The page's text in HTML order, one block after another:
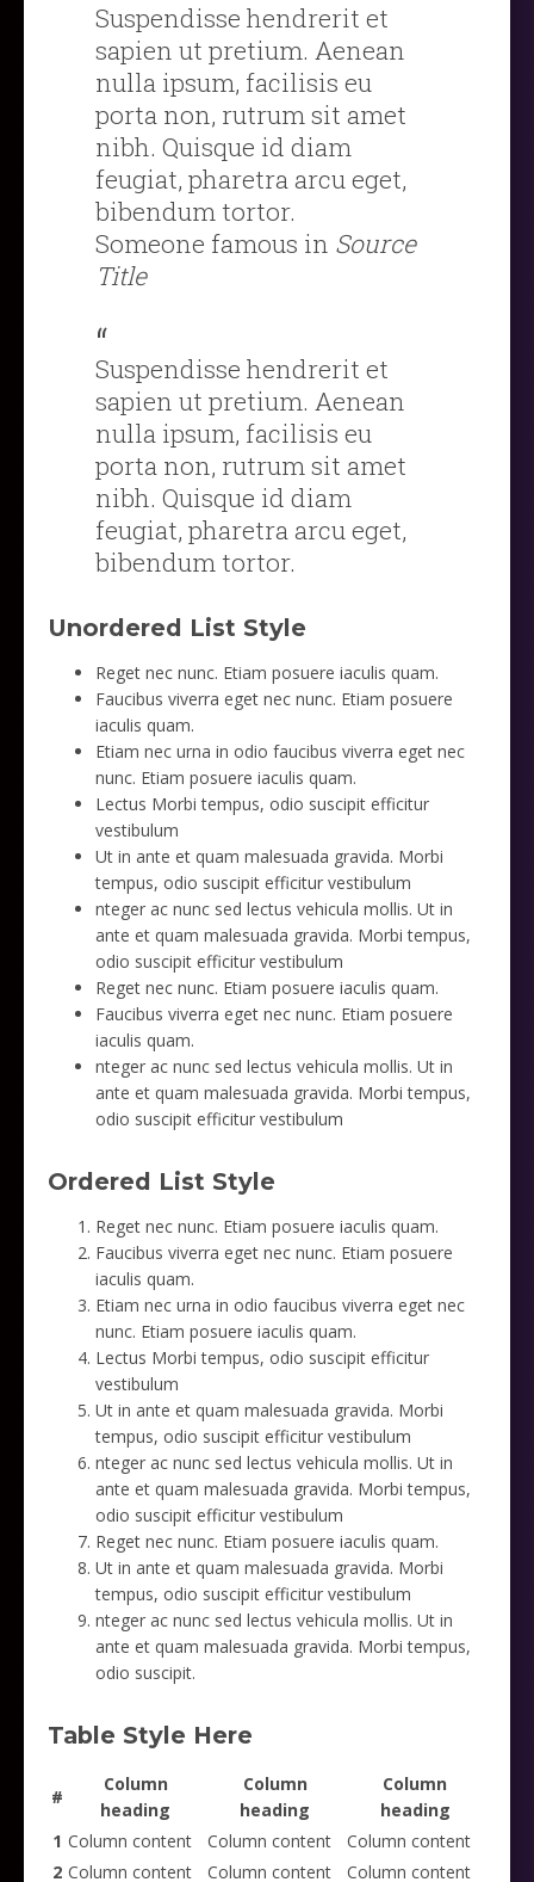
Suspendisse hendrerit et
sapien ut pretium. Aenean
nulla ipsum, facilisis eu
porta non, rutrum sit amet
nibh. Quisque id diam
feugiat, pharetra arcu eget,
bibendum tortor.
Someone famous in Source
Title
Suspendisse hendrerit et
sapien ut pretium. Aenean
nulla ipsum, facilisis eu
porta non, rutrum sit amet
nibh. Quisque id diam
feugiat, pharetra arcu eget,
bibendum tortor.
Unordered List Style
Reget nec nunc. Etiam posuere iaculis quam.
Faucibus viverra eget nec nunc. Etiam posuere
iaculis quam.
Etiam nec urna in odio faucibus viverra eget nec
nunc. Etiam posuere iaculis quam.
Lectus Morbi tempus, odio suscipit efficitur
vestibulum
Ut in ante et quam malesuada gravida. Morbi
tempus, odio suscipit efficitur vestibulum
nteger ac nunc sed lectus vehicula mollis. Ut in
ante et quam malesuada gravida. Morbi tempus,
odio suscipit efficitur vestibulum
Reget nec nunc. Etiam posuere iaculis quam.
Faucibus viverra eget nec nunc. Etiam posuere
iaculis quam.
nteger ac nunc sed lectus vehicula mollis. Ut in
ante et quam malesuada gravida. Morbi tempus,
odio suscipit efficitur vestibulum
Ordered List Style
Reget nec nunc. Etiam posuere iaculis quam.
Faucibus viverra eget nec nunc. Etiam posuere
iaculis quam.
Etiam nec urna in odio faucibus viverra eget nec
nunc. Etiam posuere iaculis quam.
Lectus Morbi tempus, odio suscipit efficitur
vestibulum
Ut in ante et quam malesuada gravida. Morbi
tempus, odio suscipit efficitur vestibulum
nteger ac nunc sed lectus vehicula mollis. Ut in
ante et quam malesuada gravida. Morbi tempus,
odio suscipit efficitur vestibulum
Reget nec nunc. Etiam posuere iaculis quam.
Ut in ante et quam malesuada gravida. Morbi
tempus, odio suscipit efficitur vestibulum
nteger ac nunc sed lectus vehicula mollis. Ut in
ante et quam malesuada gravida. Morbi tempus,
odio suscipit.
Table Style Here
#
Column
heading
Column
heading
Column
heading
1 Column content Column content
Column content
2 Column content Column content Column content